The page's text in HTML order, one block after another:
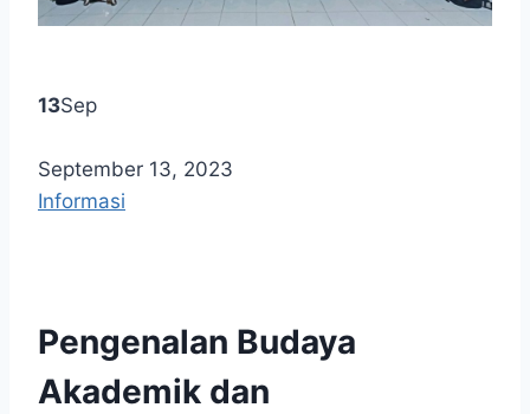
13Sep
September 13, 2023
Informasi
Pengenalan Budaya
Akademik dan